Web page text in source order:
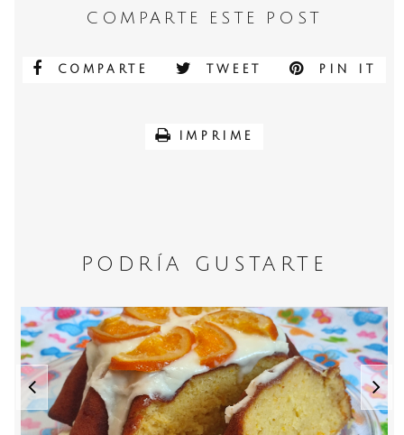
COMPARTE ESTE POST
COMPARTE TWEET PIN IT
IMPRIME
PODRÍA GUSTARTE